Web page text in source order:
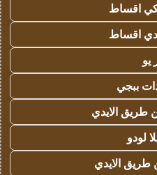
اقساط
اقساط
يو
ببجي
الايدي
لودو
الايدي